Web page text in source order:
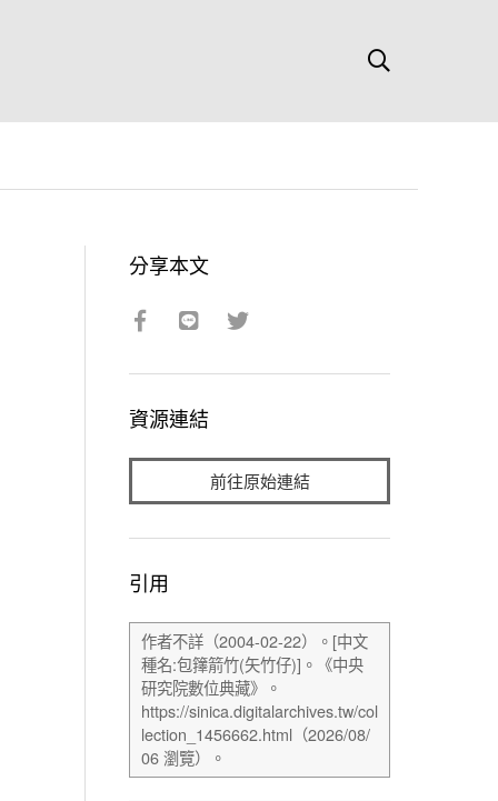
分享本文
資源連結
前往原始連結
引用